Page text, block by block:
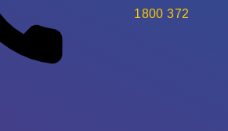
1800 372